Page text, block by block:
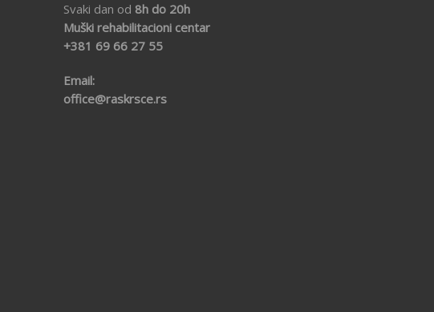
Svaki dan od 8h do 20h
Muški rehabilitacioni centar
+381 69 66 27 55
Email:
office@raskrsce.rs